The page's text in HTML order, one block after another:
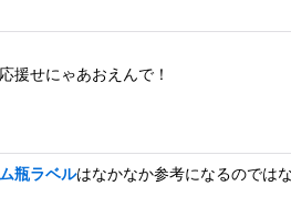
援せにゃあおえんで！
瓶ラベルはなかなか参考になるのでは